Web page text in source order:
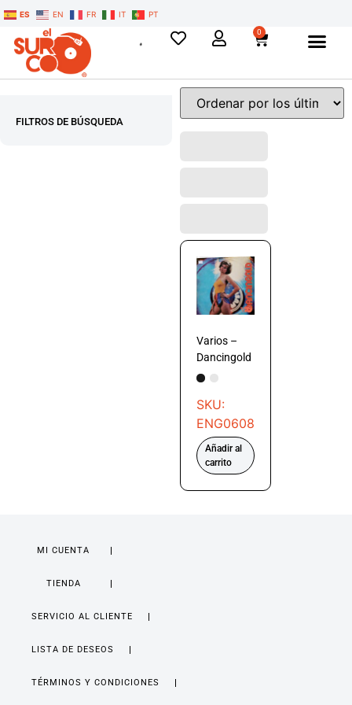
ES EN FR IT PT
0
FILTROS DE BÚSQUEDA
Varios –
Dancingold
SKU:
ENG0608
Añadir al
carrito
MI CUENTA
TIENDA
SERVICIO AL CLIENTE
LISTA DE DESEOS
TÉRMINOS Y CONDICIONES